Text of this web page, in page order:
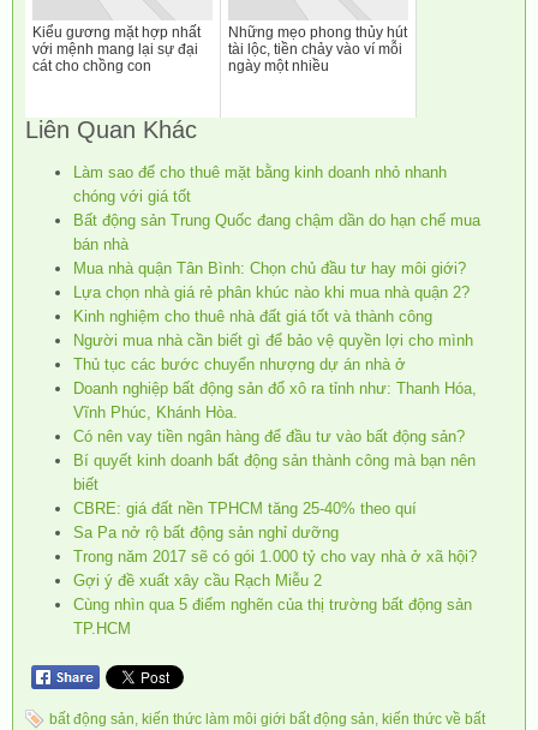
Kiểu gương mặt hợp nhất
với mệnh mang lại sự đại
cát cho chồng con
Những mẹo phong thủy hút
tài lộc, tiền chảy vào ví mỗi
ngày một nhiều
Liên Quan Khác
Làm sao để cho thuê mặt bằng kinh doanh nhỏ nhanh
chóng với giá tốt
Bất động sản Trung Quốc đang chậm dần do hạn chế mua
bán nhà
Mua nhà quận Tân Bình: Chọn chủ đầu tư hay môi giới?
Lựa chọn nhà giá rẻ phân khúc nào khi mua nhà quận 2?
Kinh nghiệm cho thuê nhà đất giá tốt và thành công
Người mua nhà cần biết gì để bảo vệ quyền lợi cho mình
Thủ tục các bước chuyển nhượng dự án nhà ở
Doanh nghiệp bất động sản đổ xô ra tỉnh như: Thanh Hóa,
Vĩnh Phúc, Khánh Hòa.
Có nên vay tiền ngân hàng để đầu tư vào bất động sản?
Bí quyết kinh doanh bất động sản thành công mà bạn nên
biết
CBRE: giá đất nền TPHCM tăng 25-40% theo quí
Sa Pa nở rộ bất động sản nghỉ dưỡng
Trong năm 2017 sẽ có gói 1.000 tỷ cho vay nhà ở xã hội?
Gợi ý đề xuất xây cầu Rạch Miễu 2
Cùng nhìn qua 5 điểm nghẽn của thị trường bất động sản
TP.HCM
bất động sản, kiến thức làm môi giới bất động sản, kiến thức về bất